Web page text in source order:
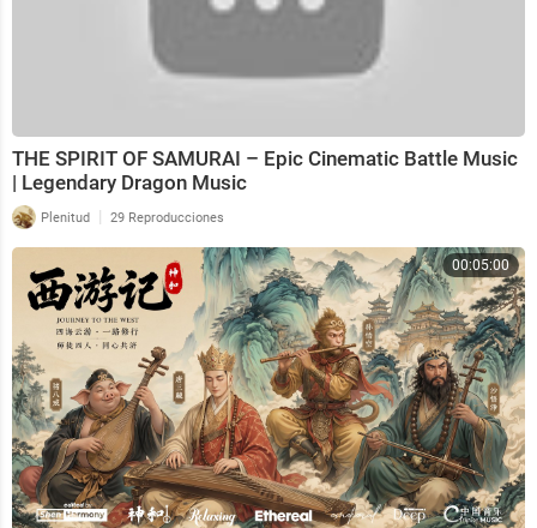
THE SPIRIT OF SAMURAI – Epic Cinematic Battle Music
| Legendary Dragon Music
Plenitud | 29 Reproducciones
00:05:00